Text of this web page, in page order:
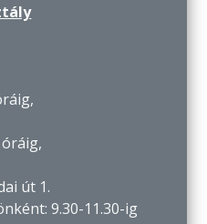
út 1.
9.30-11.30-ig